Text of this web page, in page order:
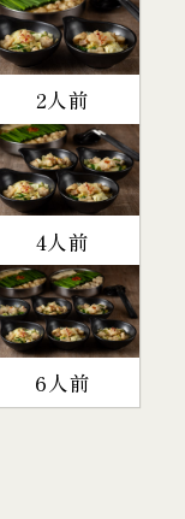
2人前
4人前
6人前